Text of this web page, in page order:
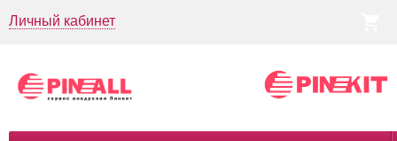
Личный кабинет